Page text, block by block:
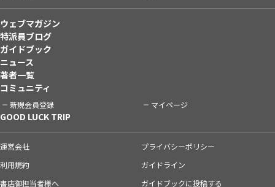
ウェブマガジン
特派員ブログ
ガイドブック
ニュース
著者一覧
コミュニティ
新規会員登録 マイページ
GOOD LUCK TRIP
運営会社
プライバシーポリシー
利用規約
ガイドライン
書店御担当者様へ
ガイドブックに投稿する